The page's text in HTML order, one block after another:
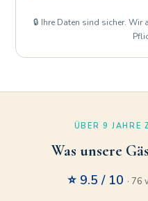
🔒 Ihre Daten sind sicher.
ÜBER 9 JAHRE
Was unsere
⭐ 9.5 / 10 · 76